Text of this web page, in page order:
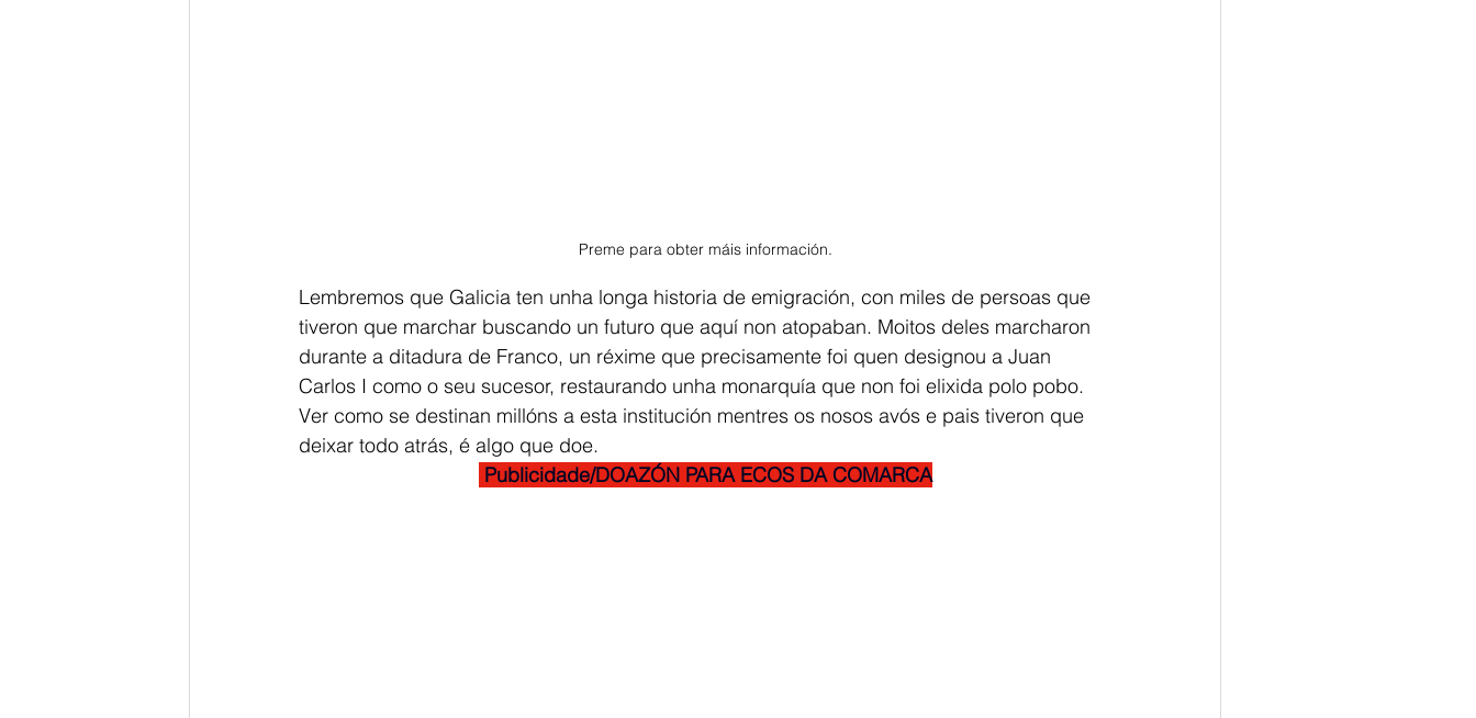
Preme para obter máis información.
Lembremos que Galicia ten unha longa historia de emigración, con miles de persoas que
tiveron que marchar buscando un futuro que aquí non atopaban. Moitos deles marcharon
durante a ditadura de Franco, un réxime que precisamente foi quen designou a Juan
Carlos I como o seu sucesor, restaurando unha monarquía que non foi elixida polo pobo.
Ver como se destinan millóns a esta institución mentres os nosos avós e pais tiveron que
deixar todo atrás, é algo que doe.
Publicidade/DOAZÓN PARA ECOS DA COMARCA